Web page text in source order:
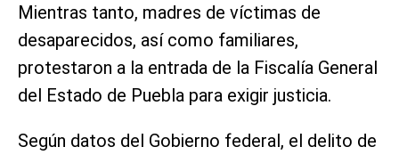
Mientras tanto, madres de víctimas de
desaparecidos, así como familiares,
protestaron a la entrada de la Fiscalía General
del Estado de Puebla para exigir justicia.
Según datos del Gobierno federal, el delito de